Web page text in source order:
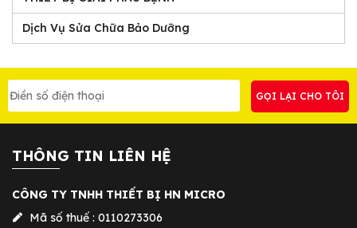
Dịch Vụ Sửa Chữa Bảo Dưỡng
THÔNG TIN LIÊN HỆ
CÔNG TY TNHH THIẾT BỊ HN MICRO
Mã số thuế : 0110273306